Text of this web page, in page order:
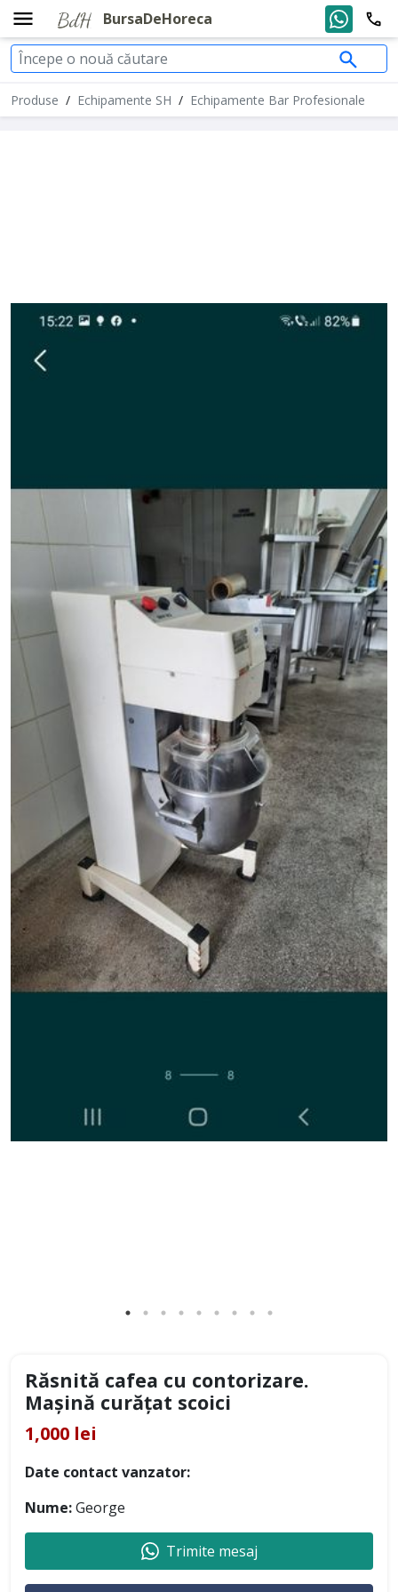
BursaDeHoreca
Produse / Echipamente SH / Echipamente Bar Profesionale
Răsnită cafea cu contorizare.
Mașină curățat scoici
1,000 lei
Date contact vanzator:
Nume:George
Trimite mesaj